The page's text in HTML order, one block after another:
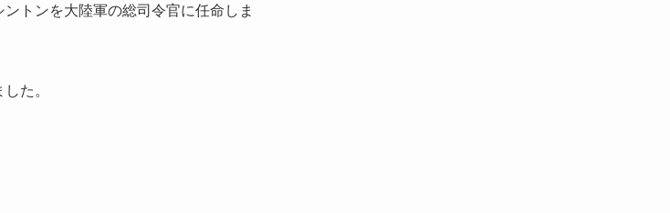
トンを大陸軍の総司令官に任命しま
た。